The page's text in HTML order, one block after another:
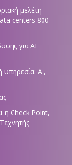
μελέτη
centers 800
για AI
υπηρεσία: AI,
η Check Point,